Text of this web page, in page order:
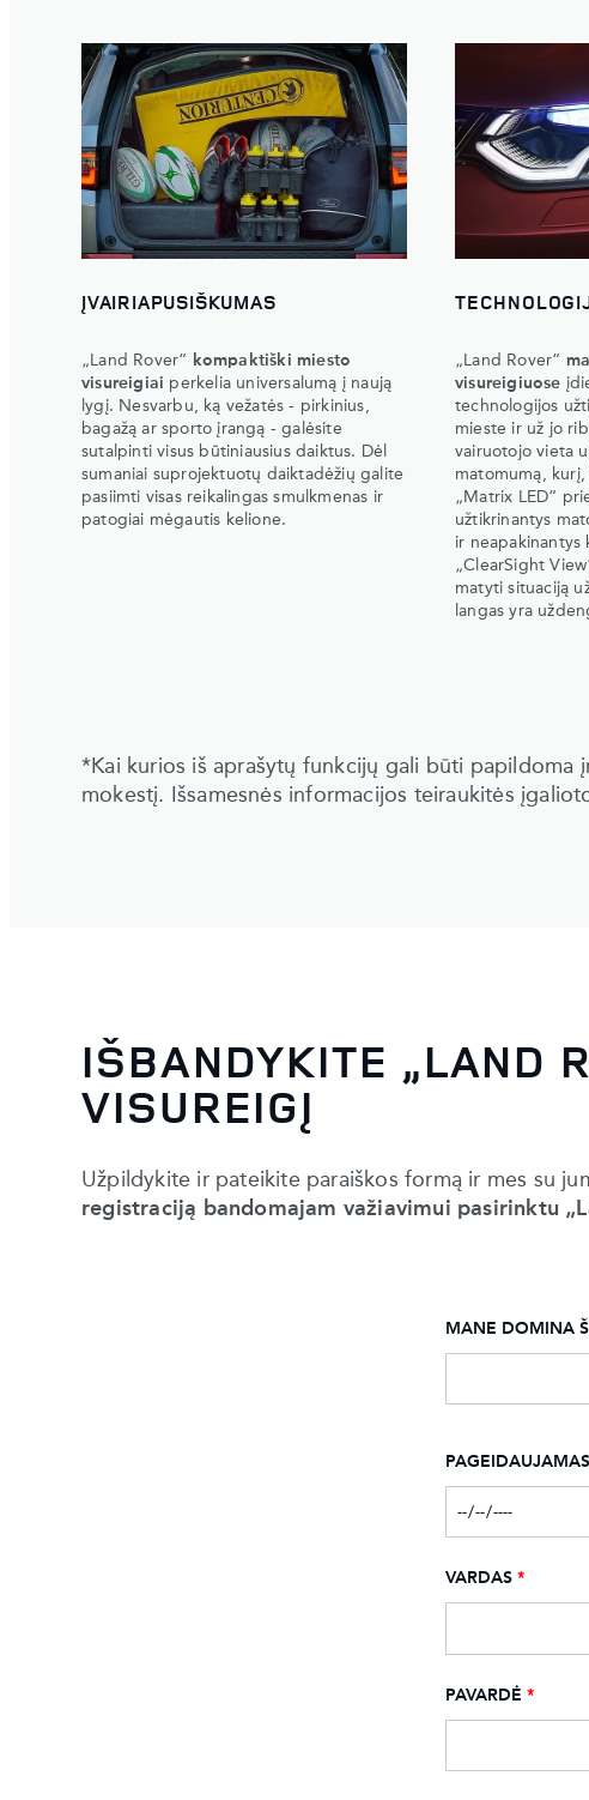
ĮVAIRIAPUSIŠKUMAS
„Land Rover“ kompaktiški miesto
visureigiai perkelia universalumą į naują
lygį. Nesvarbu, ką vežatės - pirkinius,
bagažą ar sporto įrangą - galėsite
sutalpinti visus būtiniausius daiktus. Dėl
sumaniai suprojektuotų daiktadėžių galite
pasiimti visas reikalingas smulkmenas ir
patogiai mėgautis kelione.
„Land Rover“
visureigiuose
technologijos
mieste ir už jo
vairuotojo vieta
matomumą,
„Matrix LED“
užtikrinantys
ir neapakinantys
„ClearSight
matyti situaciją
langas yra
*Kai kurios iš aprašytų funkcijų gali būti papildoma
mokestį. Išsamesnės informacijos teiraukitės
IŠBANDYKITE „LAND
VISUREIGĮ
Užpildykite ir pateikite paraiškos formą ir mes su
registraciją bandomajam važiavimui pasirinktu
MANE DOMINA
VARDAS *
PAVARDĖ *